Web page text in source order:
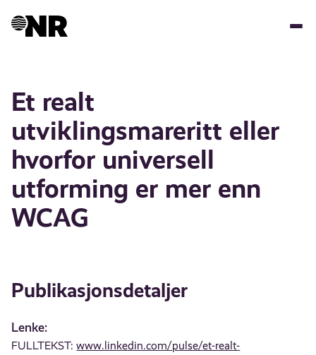
Et realt
utviklingsmareritt eller
hvorfor universell
utforming er mer enn
WCAG
Publikasjonsdetaljer
Lenke:
FULLTEKST:www.linkedin.com/pulse/et-realt-